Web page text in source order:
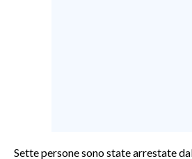
Sette persone sono state arrestate